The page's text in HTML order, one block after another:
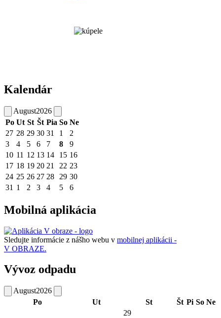
Kalendár
August2026
Po Ut St Št Pia So Ne
27 28 29 30 31 1
2
3
4 5 6 7 8
9
10 11 12 13 14 15 16
17 18 19 20 21 22 23
24 25 26 27 28 29 30
31 1 2 3 4 5 6
Mobilná aplikácia
Sledujte informácie z nášho webu v mobilnej aplikácii -
V OBRAZE.
Vývoz odpadu
August2026
Po
Ut St Št Pi So Ne
29